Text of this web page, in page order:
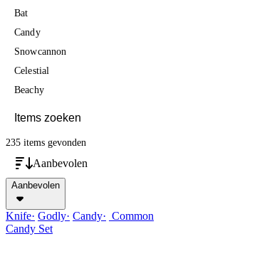
Bat
Candy
Snowcannon
Celestial
Beachy
235 items gevonden
Aanbevolen
Aanbevolen
Knife Godly Candy
Common
Candy Set